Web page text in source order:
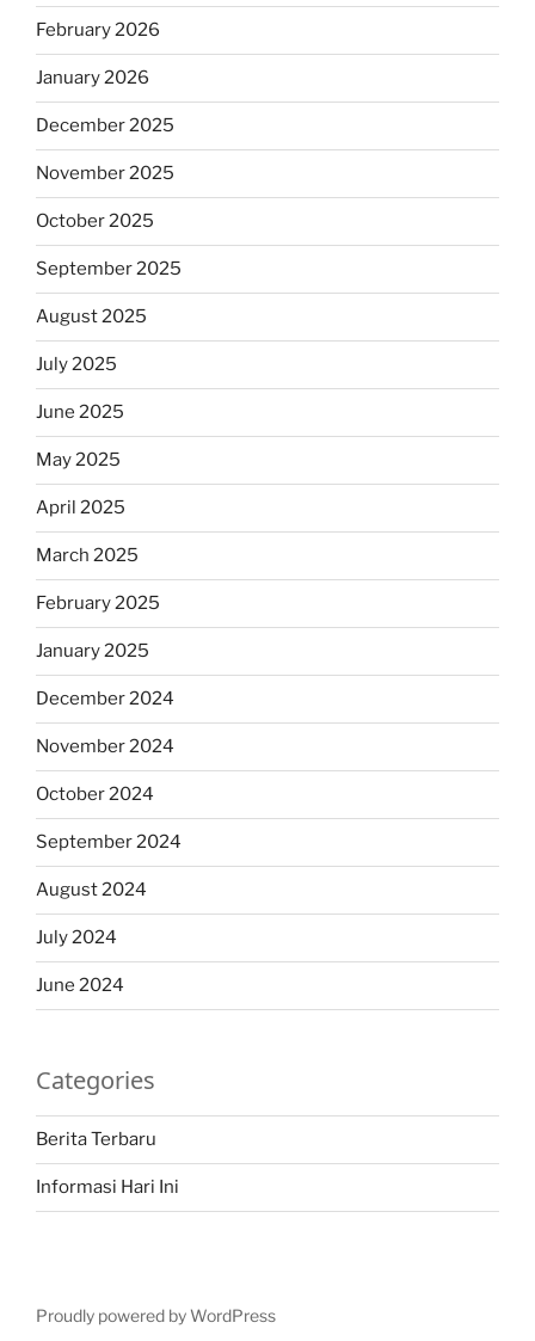
February 2026
January 2026
December 2025
November 2025
October 2025
September 2025
August 2025
July 2025
June 2025
May 2025
April 2025
March 2025
February 2025
January 2025
December 2024
November 2024
October 2024
September 2024
August 2024
July 2024
June 2024
Categories
Berita Terbaru
Informasi Hari Ini
Proudly powered by WordPress